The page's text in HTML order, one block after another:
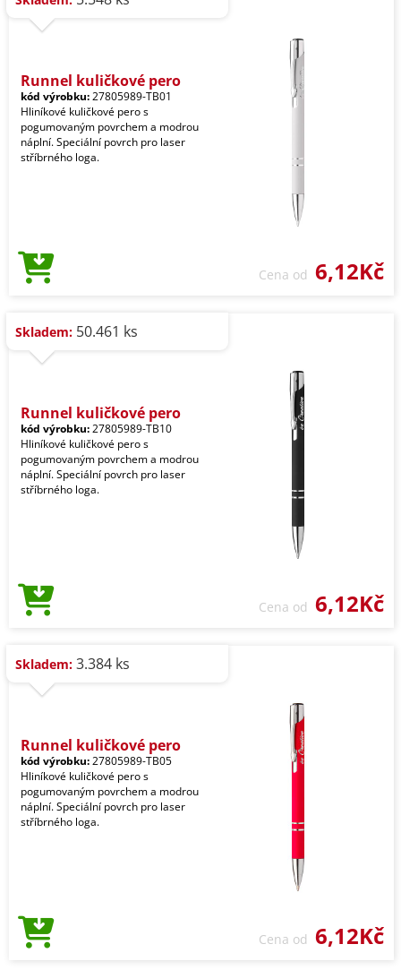
Runnel kuličkové pero
kód výrobku:27805989-TB01
Hliníkové kuličkové pero s
pogumovaným povrchem a modrou
náplní. Speciální povrch pro laser
stříbrného loga.
Cena od 6,12Kč
Skladem: 50.461 ks
Runnel kuličkové pero
kód výrobku:27805989-TB10
Hliníkové kuličkové pero s
pogumovaným povrchem a modrou
náplní. Speciální povrch pro laser
stříbrného loga.
Cena od 6,12Kč
Skladem: 3.384 ks
Runnel kuličkové pero
kód výrobku:27805989-TB05
Hliníkové kuličkové pero s
pogumovaným povrchem a modrou
náplní. Speciální povrch pro laser
stříbrného loga.
Cena od 6,12Kč